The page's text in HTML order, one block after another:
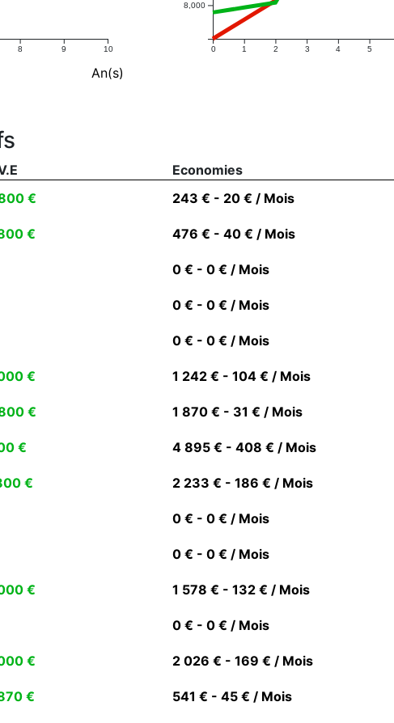
8 9 10
An(s)
0 1 2 3 4 5
8,000
Economies
€ 243 € - 20 € / Mois
€ 476 € - 40 € / Mois
0 € - 0 € / Mois
0 € - 0 € / Mois
0 € - 0 € / Mois
€ 1 242 € - 104 € / Mois
€ 1 870 € - 31 € / Mois
€ 4 895 € - 408 € / Mois
€ 2 233 € - 186 € / Mois
0 € - 0 € / Mois
0 € - 0 € / Mois
€ 1 578 € - 132 € / Mois
0 € - 0 € / Mois
€ 2 026 € - 169 € / Mois
€ 541 € - 45 € / Mois